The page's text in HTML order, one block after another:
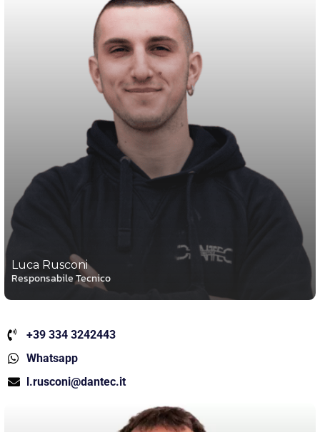
Luca Rusconi
Responsabile Tecnico
+39 334 3242443
Whatsapp
l.rusconi@dantec.it